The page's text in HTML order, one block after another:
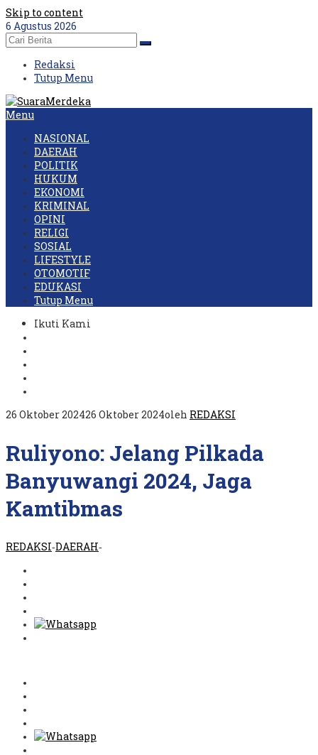
Skip to content
6 Agustus 2026
Redaksi
Tutup Menu
Menu
NASIONAL
DAERAH
POLITIK
HUKUM
EKONOMI
KRIMINAL
OPINI
RELIGI
SOSIAL
LIFESTYLE
OTOMOTIF
EDUKASI
Tutup Menu
Ikuti Kami
26 Oktober 202426 Oktober 2024oleh REDAKSI
Ruliyono: Jelang Pilkada
Banyuwangi 2024, Jaga
Kamtibmas
REDAKSI-DAERAH-